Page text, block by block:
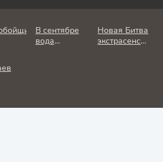
В сентябре
вода
Новая Битва
экстрасенсов